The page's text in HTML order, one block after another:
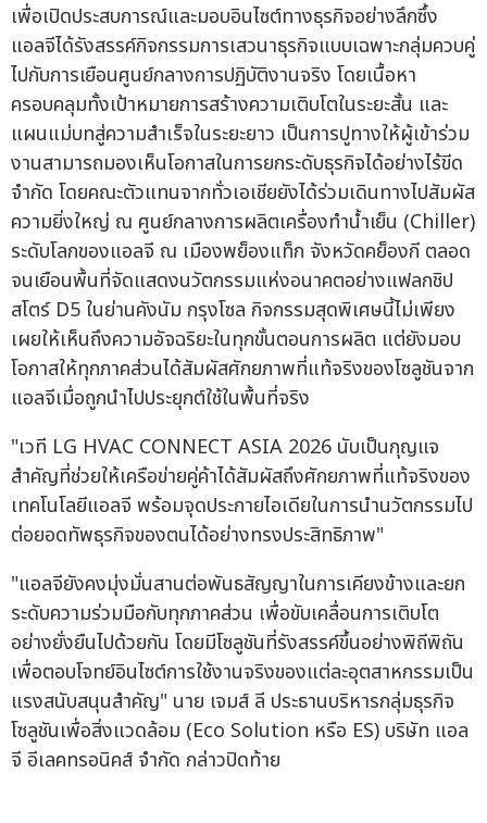
เพื่อเปิดประสบการณ์และมอบอินไซต์ทางธุรกิจอย่างลึกซึ้ง
แอลจีได้รังสรรค์กิจกรรมการเสวนาธุรกิจแบบเฉพาะกลุ่มควบคู่
ไปกับการเยือนศูนย์กลางการปฏิบัติงานจริง โดยเนื้อหา
ครอบคลุมทั้งเป้าหมายการสร้างความเติบโตในระยะสั้น และ
แผนแม่บทสู่ความสำเร็จในระยะยาว เป็นการปูทางให้ผู้เข้าร่วม
งานสามารถมองเห็นโอกาสในการยกระดับธุรกิจได้อย่างไร้ขีด
จำกัด โดยคณะตัวแทนจากทั่วเอเชียยังได้ร่วมเดินทางไปสัมผัส
ความยิ่งใหญ่ ณ ศูนย์กลางการผลิตเครื่องทำน้ำเย็น (Chiller)
ระดับโลกของแอลจี ณ เมืองพย็องแท็ก จังหวัดคย็องกี ตลอด
จนเยือนพื้นที่จัดแสดงนวัตกรรมแห่งอนาคตอย่างแฟลกชิป
สโตร์ D5 ในย่านคังนัม กรุงโซล กิจกรรมสุดพิเศษนี้ไม่เพียง
เผยให้เห็นถึงความอัจฉริยะในทุกขั้นตอนการผลิต แต่ยังมอบ
โอกาสให้ทุกภาคส่วนได้สัมผัสศักยภาพที่แท้จริงของโซลูชันจาก
แอลจีเมื่อถูกนำไปประยุกต์ใช้ในพื้นที่จริง
"เวที LG HVAC CONNECT ASIA 2026 นับเป็นกุญแจ
สำคัญที่ช่วยให้เครือข่ายคู่ค้าได้สัมผัสถึงศักยภาพที่แท้จริงของ
เทคโนโลยีแอลจี พร้อมจุดประกายไอเดียในการนำนวัตกรรมไป
ต่อยอดทัพธุรกิจของตนได้อย่างทรงประสิทธิภาพ"
"แอลจียังคงมุ่งมั่นสานต่อพันธสัญญาในการเคียงข้างและยก
ระดับความร่วมมือกับทุกภาคส่วน เพื่อขับเคลื่อนการเติบโต
อย่างยั่งยืนไปด้วยกัน โดยมีโซลูชันที่รังสรรค์ขึ้นอย่างพิถีพิถัน
เพื่อตอบโจทย์อินไซต์การใช้งานจริงของแต่ละอุตสาหกรรมเป็น
แรงสนับสนุนสำคัญ" นาย เจมส์ ลี ประธานบริหารกลุ่มธุรกิจ
โซลูชันเพื่อสิ่งแวดล้อม (Eco Solution หรือ ES) บริษัท แอล
จี อีเลคทรอนิคส์ จำกัด กล่าวปิดท้าย